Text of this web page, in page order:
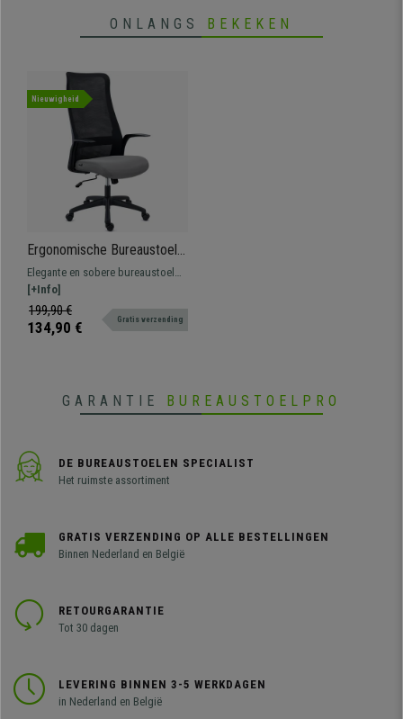
ONLANGS BEKEKEN
Nieuwigheid
Ergonomische Bureaustoel
SIERRA, Elegant Ontwerp,
Lendensteun, Grijze Mesh
Stof
Elegante en sobere bureaustoel
met designcomponenten. Gemaakt
van ademende stof en mesh,
robuust, resistent en duurzaam.
[+Info]
199,90 €
134,90 € Gratis verzending
GARANTIE BUREAUSTOELPRO
DE BUREAUSTOELEN SPECIALIST
Het ruimste assortiment
GRATIS VERZENDING OP ALLE BESTELLINGEN
Binnen Nederland en België
RETOURGARANTIE
Tot 30 dagen
LEVERING BINNEN 3-5 WERKDAGEN
in Nederland en België